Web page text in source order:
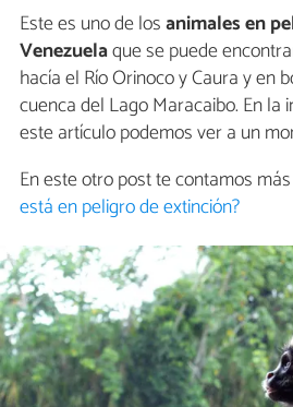
Este es uno de losanimales en
Venezuelaque se puede
hacía el Río Orinoco y Caura y en
cuenca del Lago Maracaibo. En la
este artículo podemos ver a un
En este otro post te contamos
está en peligro de extinción?